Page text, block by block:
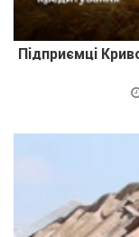
Підприємці